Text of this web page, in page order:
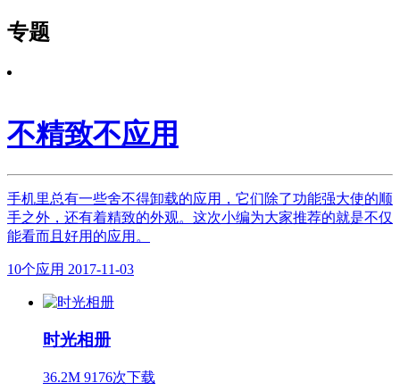
专题
不精致不应用
手机里总有一些舍不得卸载的应用，它们除了功能强大使的顺
手之外，还有着精致的外观。这次小编为大家推荐的就是不仅
能看而且好用的应用。
10个应用 2017-11-03
时光相册
36.2M 9176次下载